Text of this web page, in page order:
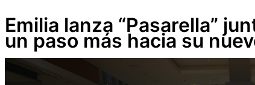
Emilia lanza “Pasarella”
un paso más hacia su